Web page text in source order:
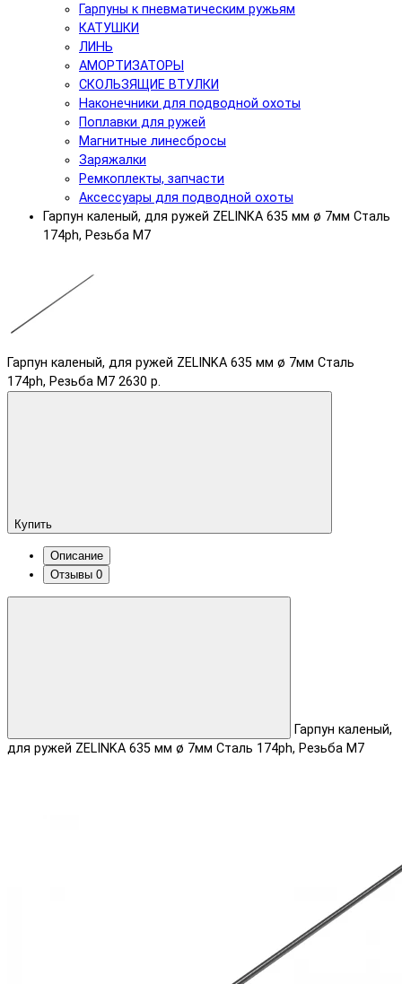
Гарпуны к пневматическим ружьям
КАТУШКИ
ЛИНЬ
АМОРТИЗАТОРЫ
СКОЛЬЗЯЩИЕ ВТУЛКИ
Наконечники для подводной охоты
Поплавки для ружей
Магнитные линесбросы
Заряжалки
Ремкоплекты, запчасти
Аксессуары для подводной охоты
Гарпун каленый, для ружей ZELINKA 635 мм ø 7мм Сталь
174ph, Резьба М7
Гарпун каленый, для ружей ZELINKA 635 мм ø 7мм Сталь
174ph, Резьба М7 2630 р.
Купить
Описание
Отзывы 0
Гарпун каленый,
для ружей ZELINKA 635 мм ø 7мм Сталь 174ph, Резьба М7